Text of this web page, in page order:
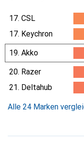
17. CSL
17. Keychron
19. Akko
20. Razer
21. Deltahub
Alle 24 Marken